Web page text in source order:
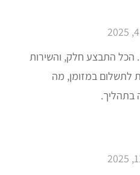
הכל התבצע חלק, והשירות
במזומן, מה